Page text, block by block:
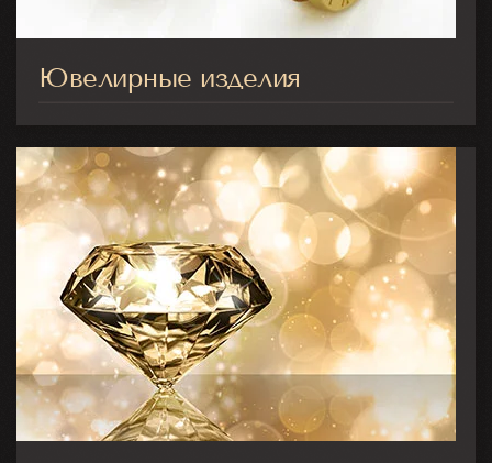
Ювелирные изделия